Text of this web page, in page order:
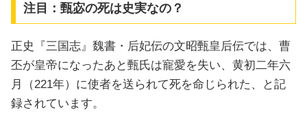
注目：甄宓の死は史実なの？
正史『三国志』魏書・后妃伝の文昭甄皇后伝では、曹
丕が皇帝になったあと甄氏は寵愛を失い、黄初二年六
月（221年）に使者を送られて死を命じられた、と記
録されています。